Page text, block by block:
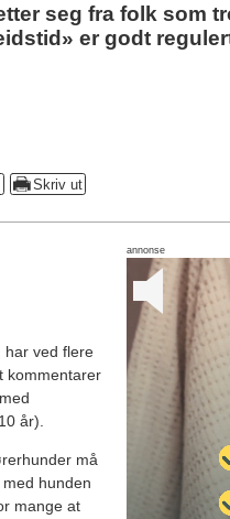
seg fra folk som
er godt
annonse
har ved flere
kommentarer
år).
må
hunden
mange at